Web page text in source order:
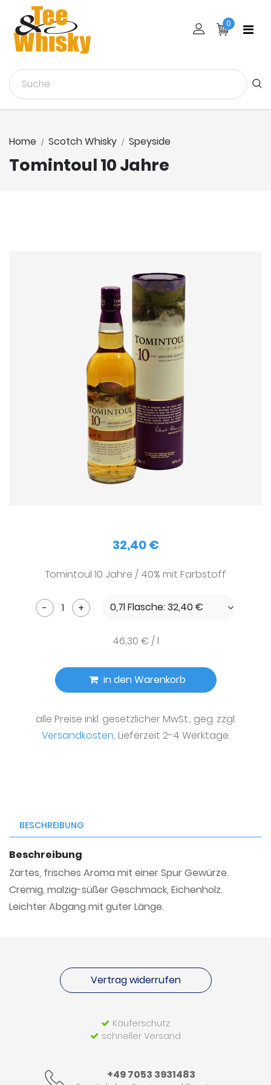
0
Tomintoul 10 Jahre
Home Scotch Whisky Speyside
32,40 €
Tomintoul 10 Jahre / 40% mit Farbstoff
- + 0,7l Flasche: 32,40 €
46,30 € / l
in den Warenkorb
alle Preise inkl. gesetzlicher MwSt., geg. zzgl.
Versandkosten, Lieferzeit 2-4 Werktage.
BESCHREIBUNG
Beschreibung
Zartes, frisches Aroma mit einer Spur Gewürze.
Cremig, malzig-süßer Geschmack, Eichenholz.
Leichter Abgang mit guter Länge.
Vertrag widerrufen
Käuferschutz
schneller Versand
+49 7053 3931483